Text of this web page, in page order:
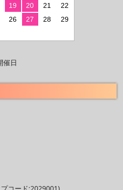
19 20 21
22
26 27 28
29
催日
コード:2029001)